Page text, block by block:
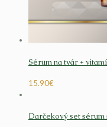
Sérum na tvár +
15.90€
Darčekový set sérum